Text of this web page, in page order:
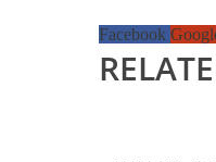
Facebook